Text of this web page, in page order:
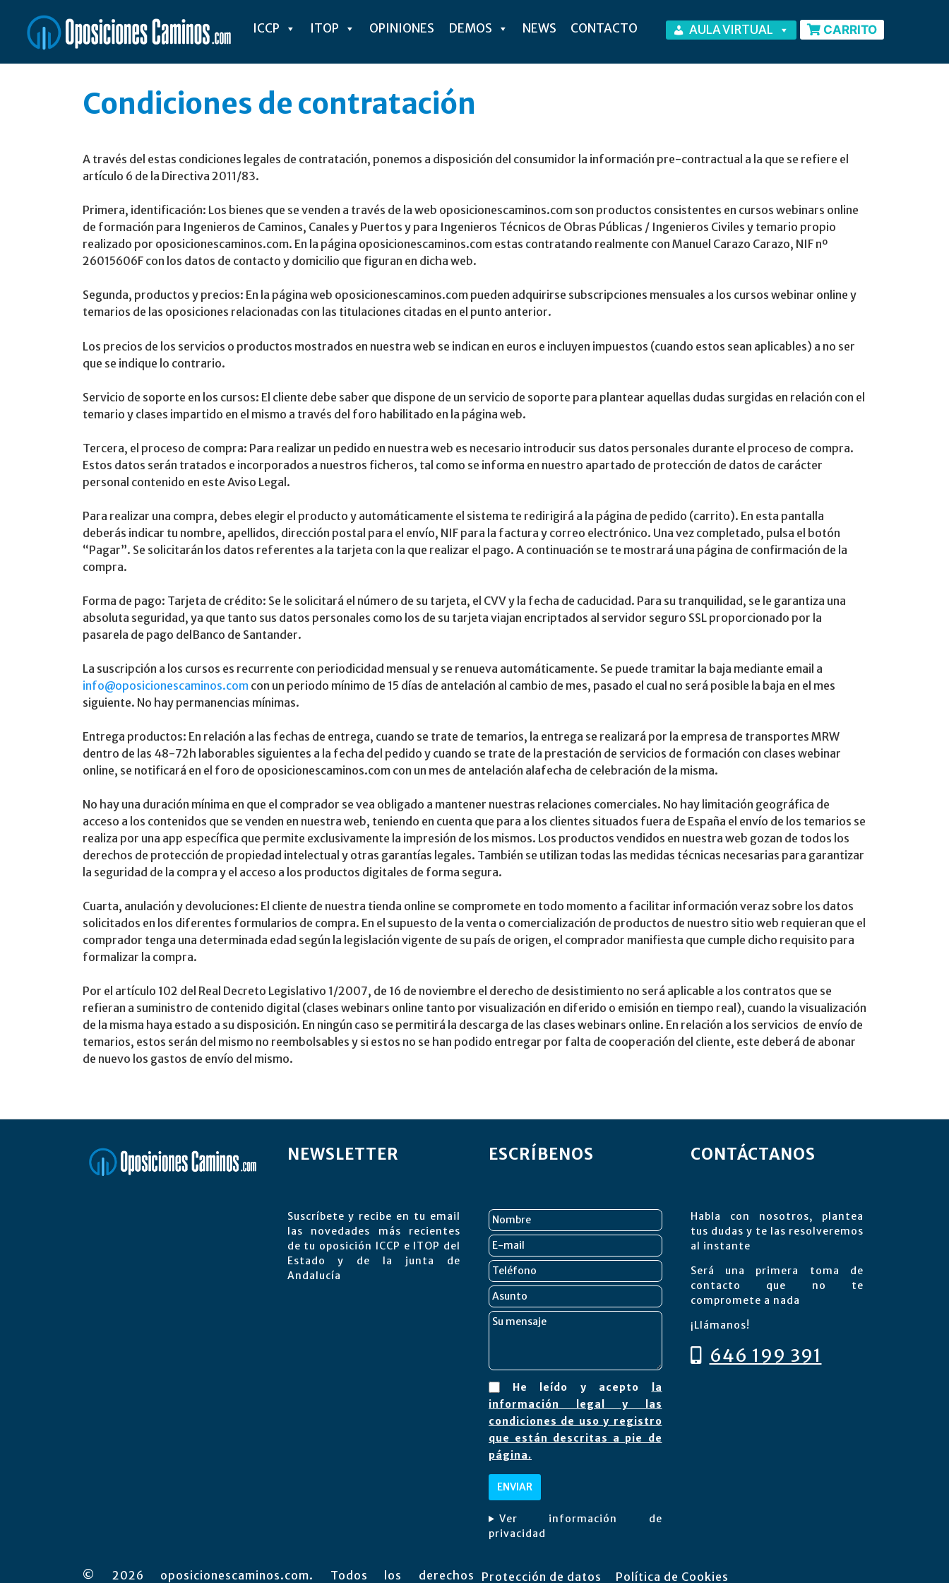
contenido
ICCP ITOP OPINIONES DEMOS NEWS CONTACTO AULA VIRTUAL CARRITO
Condiciones de contratación
A través del estas condiciones legales de contratación, ponemos a disposición del consumidor la información pre-contractual a la que se refiere el
artículo 6 de la Directiva 2011/83.
Primera, identificación: Los bienes que se venden a través de la web oposicionescaminos.com son productos consistentes en cursos webinars online
de formación para Ingenieros de Caminos, Canales y Puertos y para Ingenieros Técnicos de Obras Públicas / Ingenieros Civiles y temario propio
realizado por oposicionescaminos.com. En la página oposicionescaminos.com estas contratando realmente con Manuel Carazo Carazo, NIF nº
26015606F con los datos de contacto y domicilio que figuran en dicha web.
Segunda, productos y precios: En la página web oposicionescaminos.com pueden adquirirse subscripciones mensuales a los cursos webinar online y
temarios de las oposiciones relacionadas con las titulaciones citadas en el punto anterior.
Los precios de los servicios o productos mostrados en nuestra web se indican en euros e incluyen impuestos (cuando estos sean aplicables) a no ser
que se indique lo contrario.
Servicio de soporte en los cursos: El cliente debe saber que dispone de un servicio de soporte para plantear aquellas dudas surgidas en relación con el
temario y clases impartido en el mismo a través del foro habilitado en la página web.
Tercera, el proceso de compra: Para realizar un pedido en nuestra web es necesario introducir sus datos personales durante el proceso de compra.
Estos datos serán tratados e incorporados a nuestros ficheros, tal como se informa en nuestro apartado de protección de datos de carácter
personal contenido en este Aviso Legal.
Para realizar una compra, debes elegir el producto y automáticamente el sistema te redirigirá a la página de pedido (carrito). En esta pantalla
deberás indicar tu nombre, apellidos, dirección postal para el envío, NIF para la factura y correo electrónico. Una vez completado, pulsa el botón
“Pagar”. Se solicitarán los datos referentes a la tarjeta con la que realizar el pago. A continuación se te mostrará una página de confirmación de la
compra.
Forma de pago: Tarjeta de crédito: Se le solicitará el número de su tarjeta, el CVV y la fecha de caducidad. Para su tranquilidad, se le garantiza una
absoluta seguridad, ya que tanto sus datos personales como los de su tarjeta viajan encriptados al servidor seguro SSL proporcionado por la
pasarela de pago delBanco de Santander.
La suscripción a los cursos es recurrente con periodicidad mensual y se renueva automáticamente. Se puede tramitar la baja mediante email a
info@oposicionescaminos.com con un periodo mínimo de 15 días de antelación al cambio de mes, pasado el cual no será posible la baja en el mes
siguiente. No hay permanencias mínimas.
Entrega productos: En relación a las fechas de entrega, cuando se trate de temarios, la entrega se realizará por la empresa de transportes MRW
dentro de las 48-72h laborables siguientes a la fecha del pedido y cuando se trate de la prestación de servicios de formación con clases webinar
online, se notificará en el foro de oposicionescaminos.com con un mes de antelación alafecha de celebración de la misma.
No hay una duración mínima en que el comprador se vea obligado a mantener nuestras relaciones comerciales. No hay limitación geográfica de
acceso a los contenidos que se venden en nuestra web, teniendo en cuenta que para a los clientes situados fuera de España el envío de los temarios se
realiza por una app específica que permite exclusivamente la impresión de los mismos. Los productos vendidos en nuestra web gozan de todos los
derechos de protección de propiedad intelectual y otras garantías legales. También se utilizan todas las medidas técnicas necesarias para garantizar
la seguridad de la compra y el acceso a los productos digitales de forma segura.
Cuarta, anulación y devoluciones: El cliente de nuestra tienda online se compromete en todo momento a facilitar información veraz sobre los datos
solicitados en los diferentes formularios de compra. En el supuesto de la venta o comercialización de productos de nuestro sitio web requieran que el
comprador tenga una determinada edad según la legislación vigente de su país de origen, el comprador manifiesta que cumple dicho requisito para
formalizar la compra.
Por el artículo 102 del Real Decreto Legislativo 1/2007, de 16 de noviembre el derecho de desistimiento no será aplicable a los contratos que se
refieran a suministro de contenido digital (clases webinars online tanto por visualización en diferido o emisión en tiempo real), cuando la visualización
de la misma haya estado a su disposición. En ningún caso se permitirá la descarga de las clases webinars online. En relación a los servicios de envío de
temarios, estos serán del mismo no reembolsables y si estos no se han podido entregar por falta de cooperación del cliente, este deberá de abonar
de nuevo los gastos de envío del mismo.
NEWSLETTER
Suscríbete y recibe en tu email
las novedades más recientes
de tu oposición ICCP e ITOP del
Estado y de la junta de
Andalucía
ESCRÍBENOS
He leído y acepto
la
información legal y las
condiciones de uso y registro
que están descritas a pie de
página.
Ver información de
privacidad
CONTÁCTANOS
Habla con nosotros, plantea
tus dudas y te las resolveremos
al instante
Será una primera toma de
contacto que no te
compromete a nada
¡Llámanos!
646 199 391
© 2026 oposicionescaminos.com. Todos los derechos Protección de datos Política de Cookies